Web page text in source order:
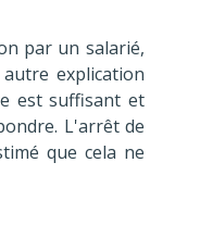
par un salarié,
explication
est suffisant et
L'arrêt de
que cela ne